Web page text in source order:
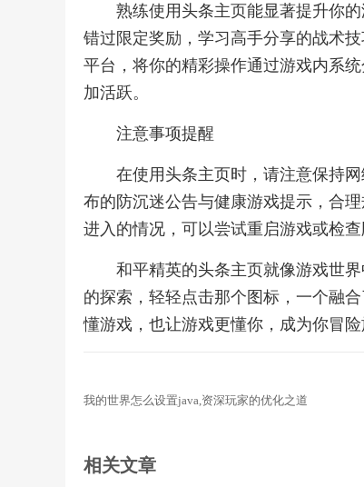
熟练使用头条主页能显著提升你
错过限定奖励，学习高手分享的战术
平台，将你的精彩操作通过游戏内系
加活跃。
注意事项提醒
在使用头条主页时，请注意保持
布的防沉迷公告与健康游戏提示，合
进入的情况，可以尝试重启游戏或检
和平精英的头条主页就像游戏世
的探索，轻轻点击那个图标，一个融
懂游戏，也让游戏更懂你，成为你冒险
我的世界怎么设置java,资深玩家的优化之道
相关文章